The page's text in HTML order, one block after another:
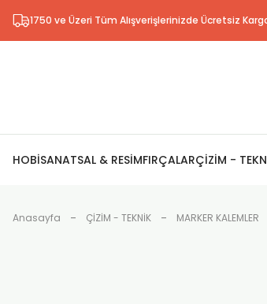
1750 ve Üzeri Tüm Alışverişlerinizde Ücretsiz
HOBİSANATSAL & RESİMFIRÇALARÇİZİM -
Anasayfa ÇİZİM - TEKNİK MARKER KALEMLER